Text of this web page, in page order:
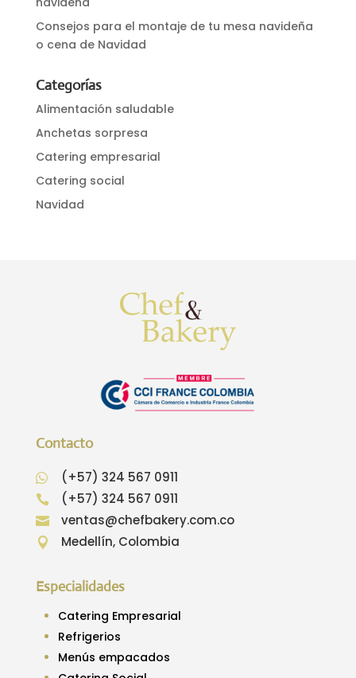
Consejos para el montaje de tu mesa navideña
o cena de Navidad
Categorías
Alimentación saludable
Anchetas sorpresa
Catering empresarial
Catering social
Navidad
Contacto
 (+57) 324 567 0911
 (+57) 324 567 0911
 ventas@chefbakery.com.co
 Medellín, Colombia
Especialidades
Catering Empresarial
Refrigerios
Menús empacados